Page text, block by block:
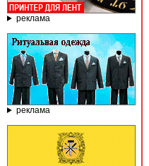
реклама
реклама